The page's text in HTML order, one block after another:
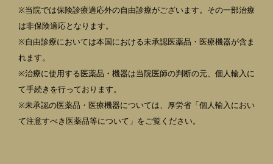
※当院では保険診療適応外の自由診療がございます。その一部治療
は非保険適応となります。
※自由診療においては本国における未承認医薬品・医療機器が含ま
れます。
※治療に使用する医薬品・機器は当院医師の判断の元、個人輸入に
て手続きを行っております。
※未承認の医薬品・医療機器については、厚労省「個人輸入におい
て注意すべき医薬品等について」をご覧ください。